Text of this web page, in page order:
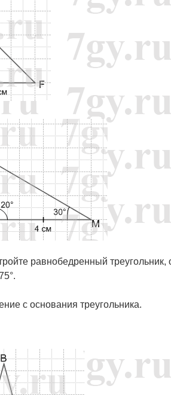
равнобедренный
с основания треугольника.